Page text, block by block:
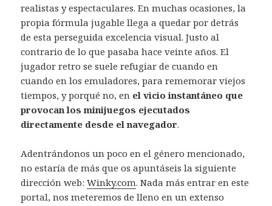
realistas y espectaculares. En muchas ocasiones, la
propia fórmula jugable llega a quedar por detrás
de esta perseguida excelencia visual. Justo al
contrario de lo que pasaba hace veinte años. El
jugador retro se suele refugiar de cuando en
cuando en los emuladores, para rememorar viejos
tiempos, y porqué no, en el vicio instantáneo que
provocan los minijuegos ejecutados
directamente desde el navegador.
Adentrándonos un poco en el género mencionado,
no estaría de más que os apuntáseis la siguiente
dirección web:Winky.com. Nada más entrar en este
portal, nos meteremos de lleno en un extenso